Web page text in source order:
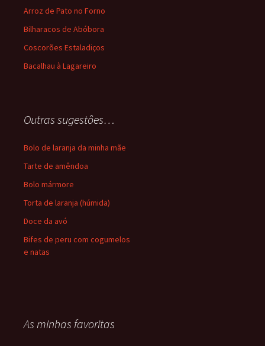
Arroz de Pato no Forno
Bilharacos de Abóbora
Coscorões Estaladiços
Bacalhau à Lagareiro
Outras sugestôes…
Bolo de laranja da minha mãe
Tarte de amêndoa
Bolo mármore
Torta de laranja (húmida)
Doce da avó
Bifes de peru com cogumelos
e natas
As minhas favoritas